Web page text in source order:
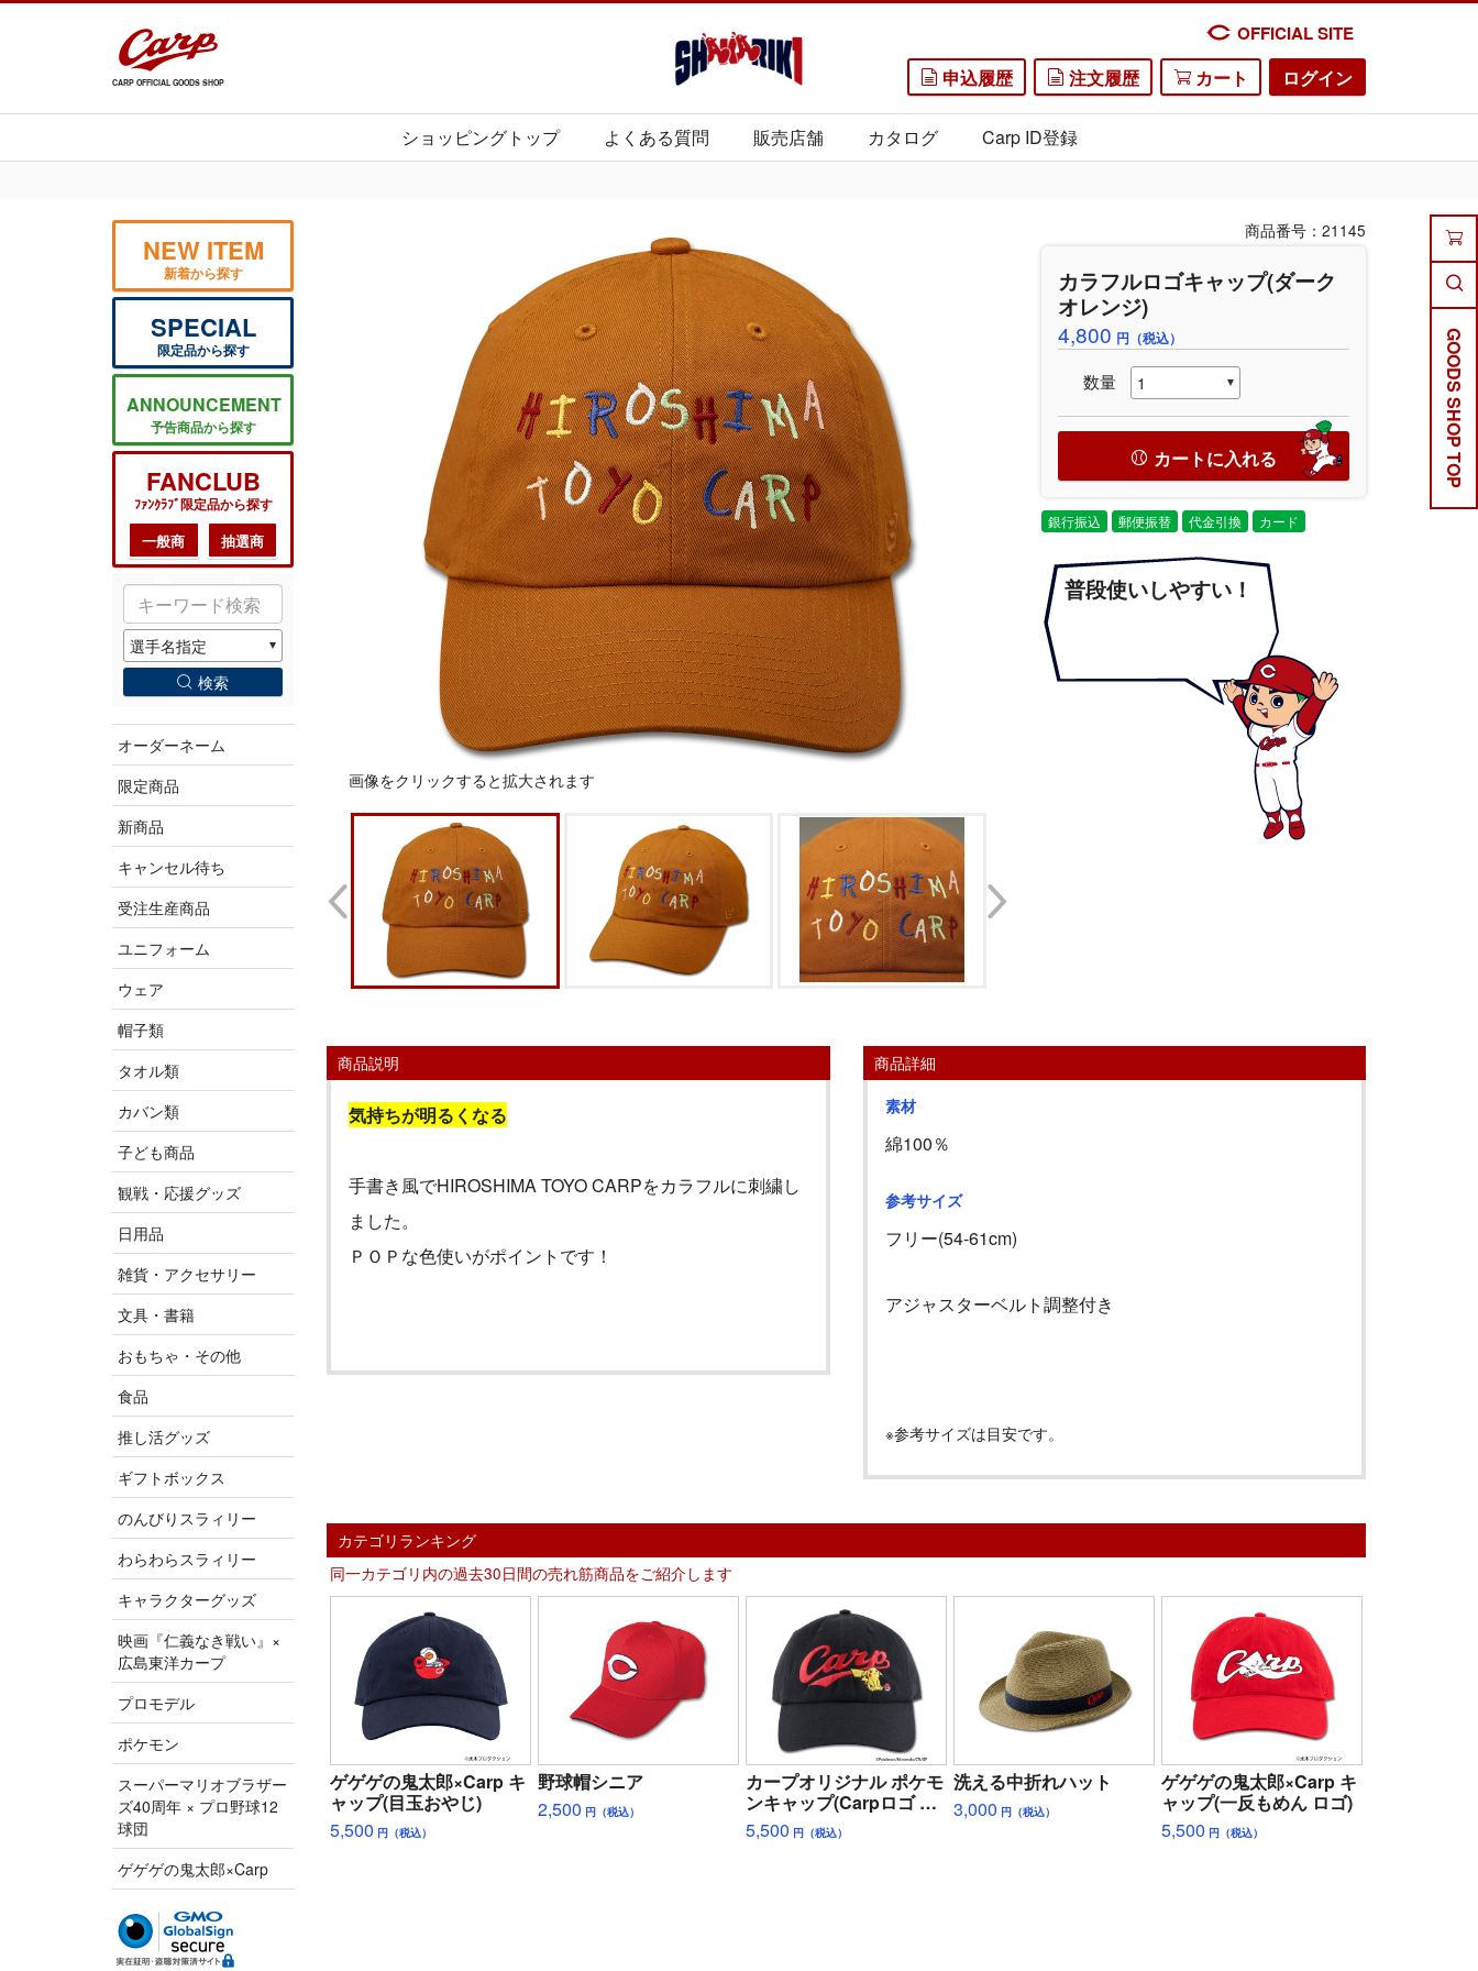
CARP OFFICIAL GOODS SHOP
OFFICIAL SITE
申込履歴 注文履歴 カート ログイン
ショッピングトップ よくある質問 販売店舗 カタログ Carp ID登録
NEW ITEM
新着から探す
SPECIAL
限定品から探す
ANNOUNCEMENT
予告商品から探す
FANCLUB
ﾌｧﾝｸﾗﾌﾞ限定品から探す
一般商
抽選商
検索
オーダーネーム
限定商品
新商品
キャンセル待ち
受注生産商品
ユニフォーム
ウェア
帽子類
タオル類
カバン類
子ども商品
観戦・応援グッズ
日用品
雑貨・アクセサリー
文具・書籍
おもちゃ・その他
食品
推し活グッズ
ギフトボックス
のんびりスラィリー
わらわらスラィリー
キャラクターグッズ
映画『仁義なき戦い』×
広島東洋カープ
プロモデル
ポケモン
スーパーマリオブラザー
ズ40周年 × プロ野球12
球団
ゲゲゲの鬼太郎×Carp
GOODS SHOP TOP
画像をクリックすると拡大されます
商品番号：21145
カラフルロゴキャップ(ダーク
オレンジ)
4,800 円（税込）
数量
カートに入れる
銀行振込 郵便振替 代金引換 カード
普段使いしやすい！
商品説明
気持ちが明るくなる
手書き風でHIROSHIMATOYOCARPをカラフルに刺繍し
ました。
ＰＯＰな色使いがポイントです！
商品詳細
素材
綿100％
参考サイズ
フリー(54-61cm)
アジャスターベルト調整付き
※参考サイズは目安です。
カテゴリランキング
同一カテゴリ内の過去30日間の売れ筋商品をご紹介します
ゲゲゲの鬼太郎×Carp キ
ャップ(目玉おやじ)
5,500 円（税込）
野球帽シニア
2,500 円（税込）
カープオリジナル ポケモ
ンキャップ(Carpロゴ ピ
カチュウ)
5,500 円（税込）
洗える中折れハット
3,000 円（税込）
ゲゲゲの鬼太郎×Carp キ
ャップ(一反もめん ロゴ)
5,500 円（税込）